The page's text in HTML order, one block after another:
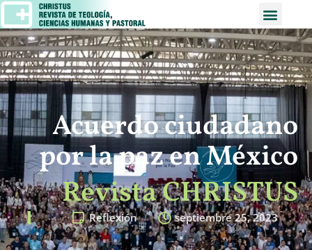
Acuerdo ciudadano
por la paz en México
Revista CHRISTUS
Reflexión septiembre 25, 2023